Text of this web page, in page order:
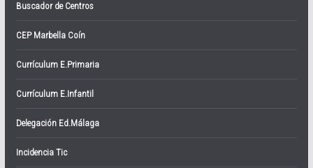
Buscador de Centros
CEP Marbella Coín
Currículum E.Primaria
Currículum E.Infantil
Delegación Ed.Málaga
Incidencia Tic